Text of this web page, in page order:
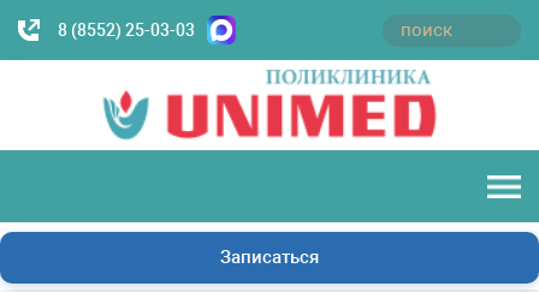
8 (8552) 25-03-03
Записаться